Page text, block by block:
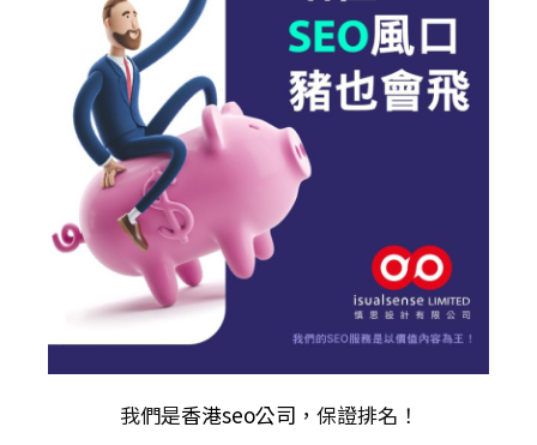
我們是香港seo公司 ，保證排名！